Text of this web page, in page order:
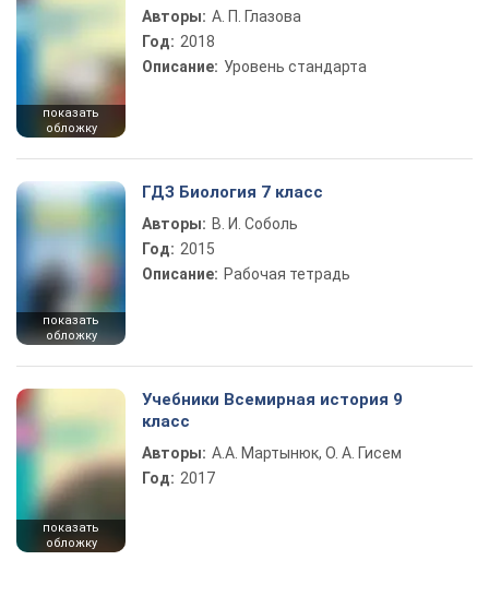
показать
обложку
Авторы: А. П. Глазова
Год: 2018
Описание: Уровень стандарта
показать
обложку
ГДЗ Биология 7 класс
Авторы: В. И. Соболь
Год: 2015
Описание: Рабочая тетрадь
показать
обложку
Учебники Всемирная история 9
класс
Авторы: А.А. Мартынюк, О. А. Гисем
Год: 2017